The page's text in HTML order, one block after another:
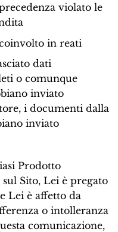
violato le
in reati
dati
o comunque
inviato
i documenti dalla
inviato
Prodotto
Sito, Lei è pregato
Lei è affetto da
o intolleranza
comunicazione,